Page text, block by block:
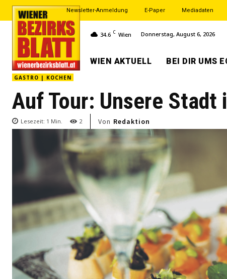
Newsletter-Anmeldung E-Paper Mediadaten
34.6 C Wien Donnerstag, August 6, 2026
WIEN AKTUELL BEI DIR UMS
GASTRO | KOCHEN
Auf Tour: Unsere Stadt
Lesezeit: 1 Min. 2 Von Redaktion